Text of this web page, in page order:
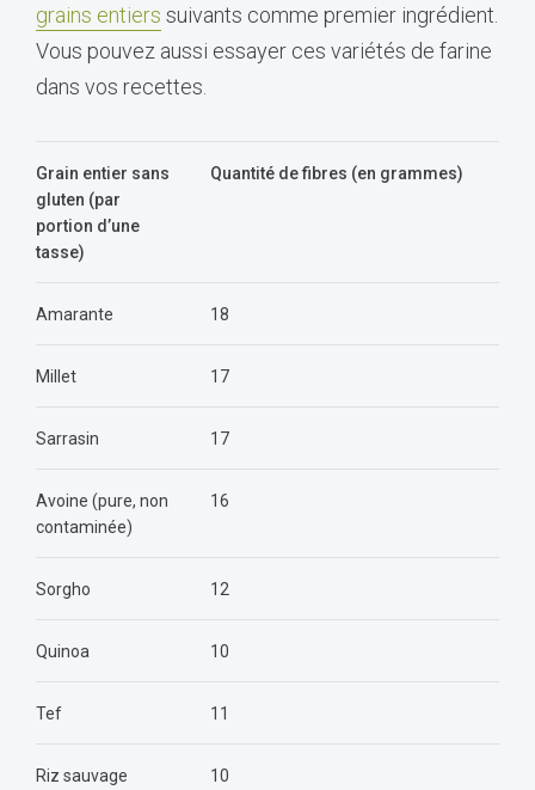
grains entiers suivants comme premier ingrédient.
Vous pouvez aussi essayer ces variétés de farine
dans vos recettes.
Grain entier sans
gluten (par
portion d’une
tasse)
Quantité de fibres (en grammes)
Amarante 18
Millet 17
Sarrasin 17
Avoine (pure, non
contaminée)
16
Sorgho 12
Quinoa 10
Tef 11
Riz sauvage 10